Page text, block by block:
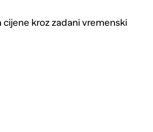
cijene kroz zadani vremenski